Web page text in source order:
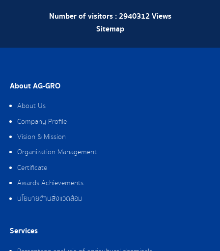
Number of visitors :2940312Views
Sitemap
About AG-GRO
About Us
Company Profile
Vision & Mission
Organization Management
Certificate
Awards Achievements
นโยบายด้านสิ่งแวดล้อม
Services